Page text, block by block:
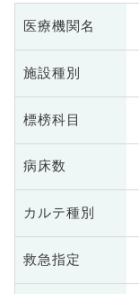
医療機関名
施設種別
標榜科目
病床数
カルテ種別
救急指定